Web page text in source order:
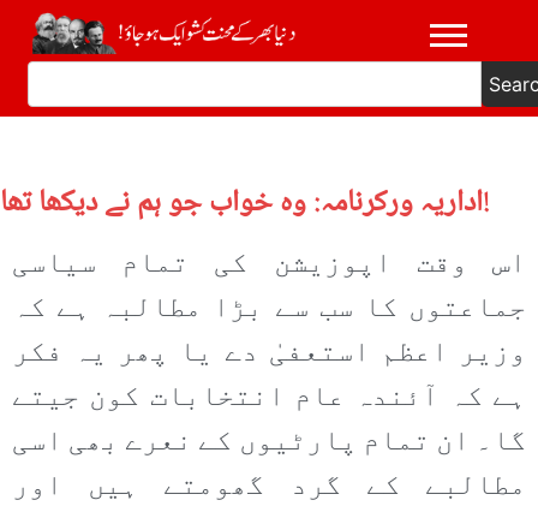
اداریہ ورکرنامہ: وہ خواب جو ہم نے دیکھا تھا!
اس وقت اپوزیشن کی تمام سیاسی
جماعتوں کا سب سے بڑا مطالبہ ہے کہ
وزیر اعظم استعفیٰ دے یا پھر یہ فکر
ہے کہ آئندہ عام انتخابات کون جیتے
گا۔ ان تمام پارٹیوں کے نعرے بھی اسی
مطالبے کے گرد گھومتے ہیں اور